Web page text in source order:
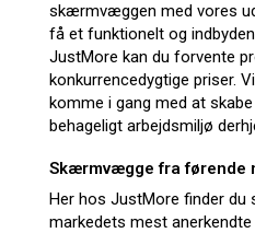
skærmvæggen med vores
få et funktionelt og
JustMore kan du forvente
konkurrencedygtige priser.
komme i gang med at
behageligt arbejdsmiljø
Skærmvægge fra førende
Her hos JustMore finder
markedets mest